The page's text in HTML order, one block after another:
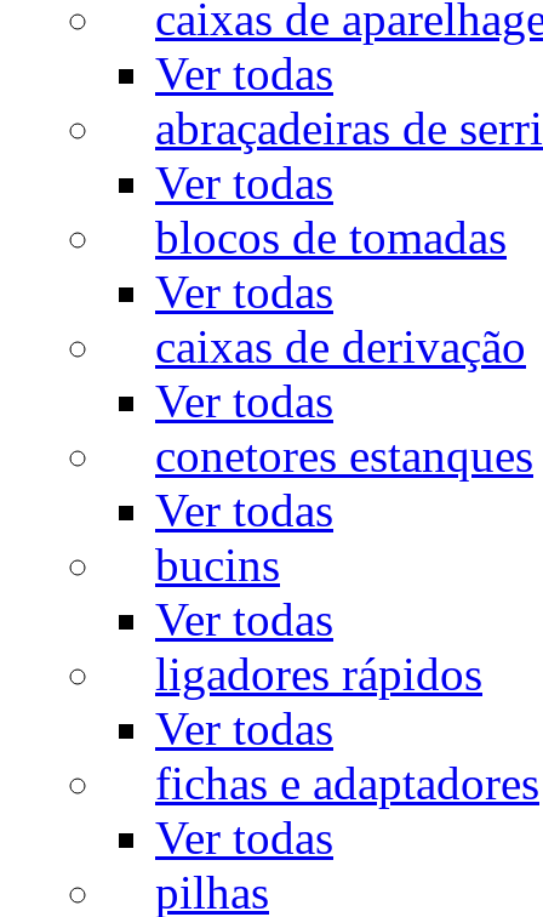
caixas de
Ver todas
abraçadeiras de
Ver todas
blocos de tomadas
Ver todas
caixas de derivação
Ver todas
conetores estanques
Ver todas
bucins
Ver todas
ligadores rápidos
Ver todas
fichas e adaptadores
Ver todas
pilhas